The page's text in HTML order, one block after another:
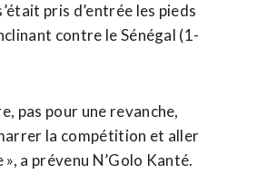
pris ​d’entrée les pieds
contre le Sénégal (1-
pas pour une revanche,
la compétition et aller
a prévenu N’Golo Kanté.